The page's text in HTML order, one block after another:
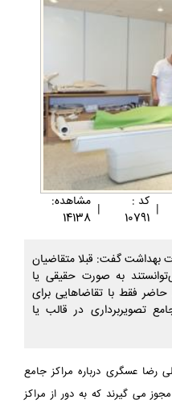
| کد :
10791
| مشاهده:
14138
بهداشت گفت: قبلا متقاضیان
به صورت حقیقی یا
فقط با تقاضاهایی برای
تصویربرداری در قالب یا
رضا عسگری درباره مراکز جامع
می گیرند که به دور از مراکز